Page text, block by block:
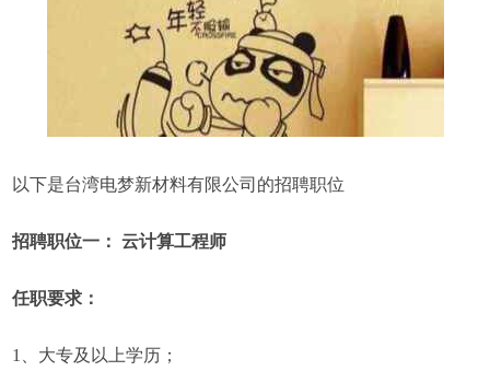
以下是台湾电梦新材料有限公司的招聘职位
招聘职位一： 云计算工程师
任职要求：
1、大专及以上学历；